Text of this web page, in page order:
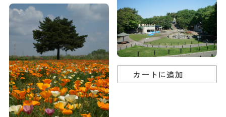
カートに追加